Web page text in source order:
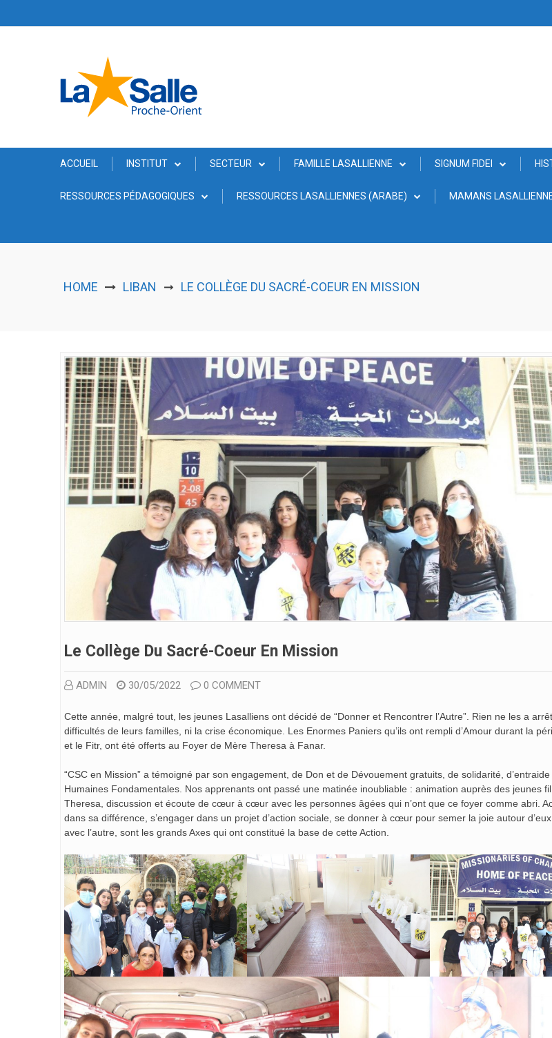
ACCUEIL INSTITUT SECTEUR FAMILLE LASALLIENNE SIGNUM FIDEI
RESSOURCES PÉDAGOGIQUES RESSOURCES LASALLIENNES (ARABE) MAMANS
HOME LIBAN ➞ LE COLLÈGE DU SACRÉ-COEUR EN MISSION
Le Collège Du Sacré-Coeur En Mission
ADMIN 30/05/2022 0 COMMENT
Cette année, malgré tout, les jeunes Lasalliens ont décidé de “Donner et Rencontrer l’Autre”. Rien ne les a
difficultés de leurs familles, ni la crise économique. Les Enormes Paniers qu’ils ont rempli d’Amour durant la
et le Fitr, ont été offerts au Foyer de Mère Theresa à Fanar.
“CSC en Mission” a témoigné par son engagement, de Don et de Dévouement gratuits, de solidarité,
Humaines Fondamentales. Nos apprenants ont passé une matinée inoubliable : animation auprès des jeunes
Theresa, discussion et écoute de cœur à cœur avec les personnes âgées qui n’ont que ce foyer comme abri.
dans sa différence, s’engager dans un projet d’action sociale, se donner à cœur pour semer la joie autour
avec l’autre, sont les grands Axes qui ont constitué la base de cette Action.